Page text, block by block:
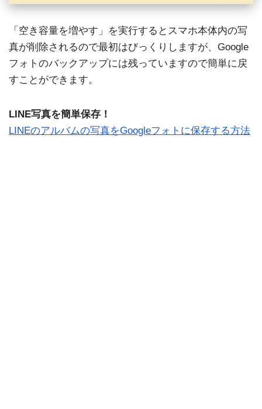
「空き容量を増やす」を実行するとスマホ本体内の写
真が削除されるので最初はびっくりしますが、Google
フォトのバックアップには残っていますので簡単に戻
すことができます。
LINE写真を簡単保存！
LINEのアルバムの写真をGoogleフォトに保存する方法